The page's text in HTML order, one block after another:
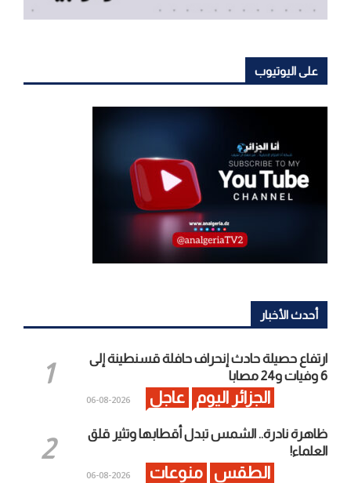
على اليوتيوب
أحدث الأخبار
ارتفاع حصيلة حادث إنحراف حافلة قسنطينة إلى
6 وفيات و24 مصابا
الجزائر اليوم عاجل 2026-08-06
ظاهرة نادرة.. الشمس تبدل أقطابها وتثير قلق
العلماء!
الطقس منوعات 2026-08-06